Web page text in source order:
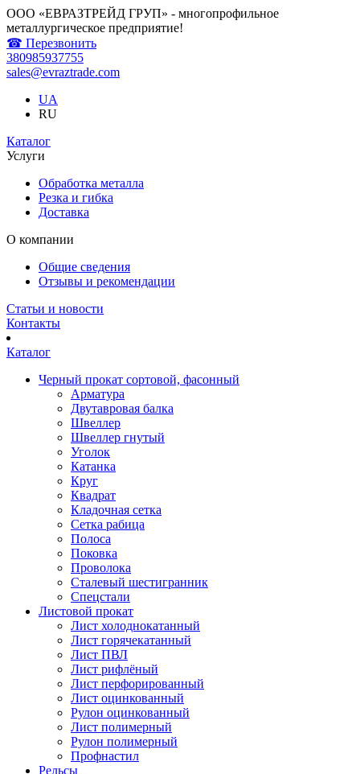
ООО «ЕВРАЗТРЕЙД ГРУП» - многопрофильное
металлургическое предприятие!
☎ Перезвонить
380985937755
sales@evraztrade.com
UA
RU
Каталог
Услуги
Обработка металла
Резка и гибка
Доставка
О компании
Общие сведения
Отзывы и рекомендации
Статьи и новости
Контакты
Каталог
Черный прокат сортовой, фасонный
Арматура
Двутавровая балка
Швеллер
Швеллер гнутый
Уголок
Катанка
Круг
Квадрат
Кладочная сетка
Сетка рабица
Полоса
Поковка
Проволока
Сталевый шестигранник
Спецстали
Листовой прокат
Лист холоднокатанный
Лист горячекатанный
Лист ПВЛ
Лист рифлёный
Лист перфорированный
Лист оцинкованный
Рулон оцинкованный
Лист полимерный
Рулон полимерный
Профнастил
Рельсы